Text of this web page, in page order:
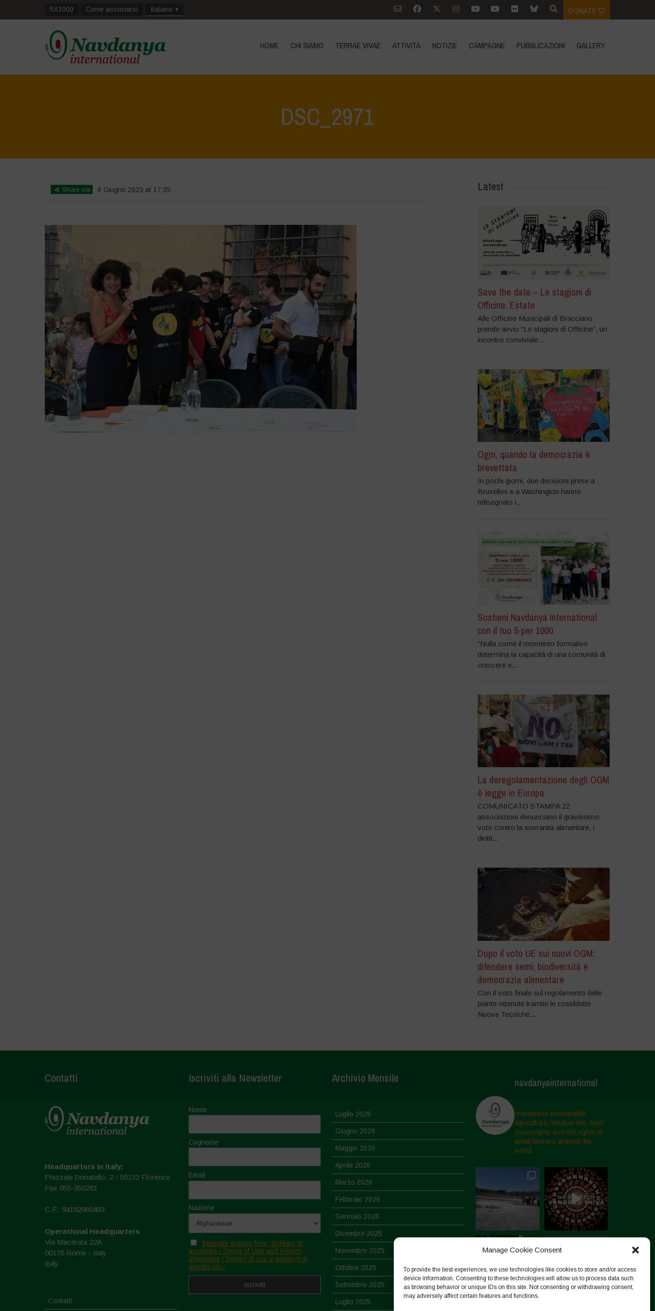
Manage Cookie Consent
To provide the best experiences, we use technologies like cookies to store and/or access
device information. Consenting to these technologies will allow us to process data such
as browsing behavior or unique IDs on this site. Not consenting or withdrawing consent,
may adversely affect certain features and functions.
5X1000 Come associarsi Italiano DONATE
HOME CHI SIAMO TERRAE VIVAE ATTIVITÀ NOTIZIE CAMPAGNE PUBBLICAZIONI GALLERY
DSC_2971
Share via 8 Giugno 2023 at 17:35 Latest
Save the date – Le stagioni di
Officine. Estate
Alle Officine Municipali di Bracciano
prende avvio “Le stagioni di Officine”, un
incontro conviviale...
Ogm, quando la democrazia è
brevettata
In pochi giorni, due decisioni prese a
Bruxelles e a Washington hanno
ridisegnato i...
Sostieni Navdanya International
con il tuo 5 per 1000
“Nulla come il momento formativo
determina la capacità di una comunità di
crescere e...
La deregolamentazione degli OGM
è legge in Europa
COMUNICATO STAMPA 22
associazioni denunciano il gravissimo
voto contro la sovranità alimentare, i
diritti...
Dopo il voto UE sui nuovi OGM:
difendere semi, biodiversità e
democrazia alimentare
Con il voto finale sul regolamento delle
piante ottenute tramite le cosiddette
Nuove Tecniche...
Contatti
Headquarters in Italy:
Piazzale Donatello, 2 - 50132 Florence
Fax 055-350281
C.F.: 94192980483
Operational Headquarters
Via Macerata 22A
00176 Rome - Italy
Italy
Contatti
Iscriviti alla Newsletter
Nome
Cognome
Email
Nazione
Inviando questo form, dichiaro di
accettare i Terms of Use and Privacy
Statement (Termini di uso e privacy) di
questo sito.
Archivio Mensile
Luglio 2026
Giugno 2026
Maggio 2026
Aprile 2026
Marzo 2026
Febbraio 2026
Gennaio 2026
Dicembre 2025
Novembre 2025
Ottobre 2025
Settembre 2025
Luglio 2025
navdanyainternational
champions sustainable
agriculture, biodiversity, food
sovereignty and the rights of
small farmers around the
world.